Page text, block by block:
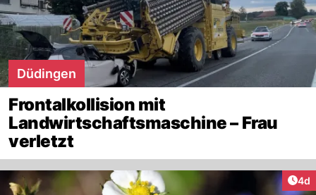
Düdingen
Frontalkollision mit
Landwirtschaftsmaschine – Frau
verletzt
4d